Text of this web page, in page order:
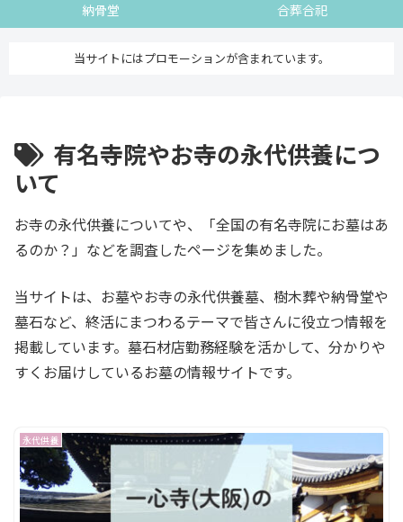
納骨堂
合葬合祀
当サイトにはプロモーションが含まれています。
有名寺院やお寺の永代供養につ
いて
お寺の永代供養についてや、「全国の有名寺院にお墓はあ
るのか？」などを調査したページを集めました。
当サイトは、お墓やお寺の永代供養墓、樹木葬や納骨堂や
墓石など、終活にまつわるテーマで皆さんに役立つ情報を
掲載しています。墓石材店勤務経験を活かして、分かりや
すくお届けしているお墓の情報サイトです。
永代供養